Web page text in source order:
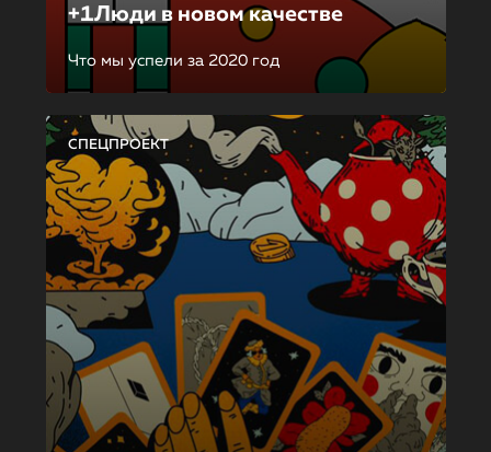
+1Люди в новом качестве
Что мы успели за 2020 год
СПЕЦПРОЕКТ